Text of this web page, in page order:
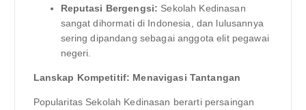
Reputasi Bergengsi: Sekolah Kedinasan
sangat dihormati di Indonesia, dan lulusannya
sering dipandang sebagai anggota elit pegawai
negeri.
Lanskap Kompetitif: Menavigasi Tantangan
Popularitas Sekolah Kedinasan berarti persaingan